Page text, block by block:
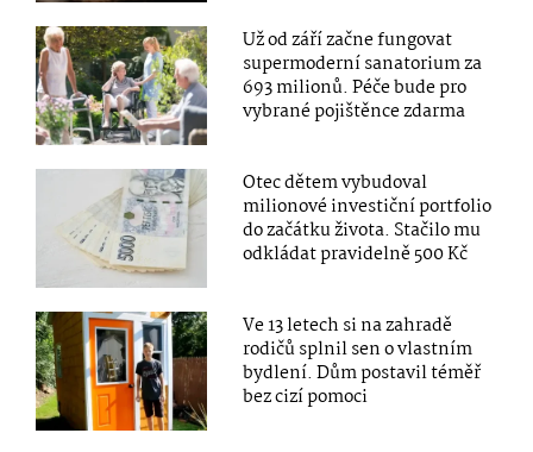
Už od září začne fungovat
supermoderní sanatorium za
693 milionů. Péče bude pro
vybrané pojištěnce zdarma
Otec dětem vybudoval
milionové investiční portfolio
do začátku života. Stačilo mu
odkládat pravidelně 500 Kč
Ve 13 letech si na zahradě
rodičů splnil sen o vlastním
bydlení. Dům postavil téměř
bez cizí pomoci